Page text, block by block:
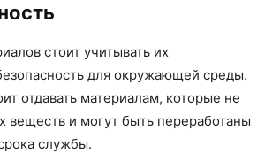
стоит учитывать их
для окружающей среды.
отдавать материалам, которые не
веществ и могут быть переработаны
службы.